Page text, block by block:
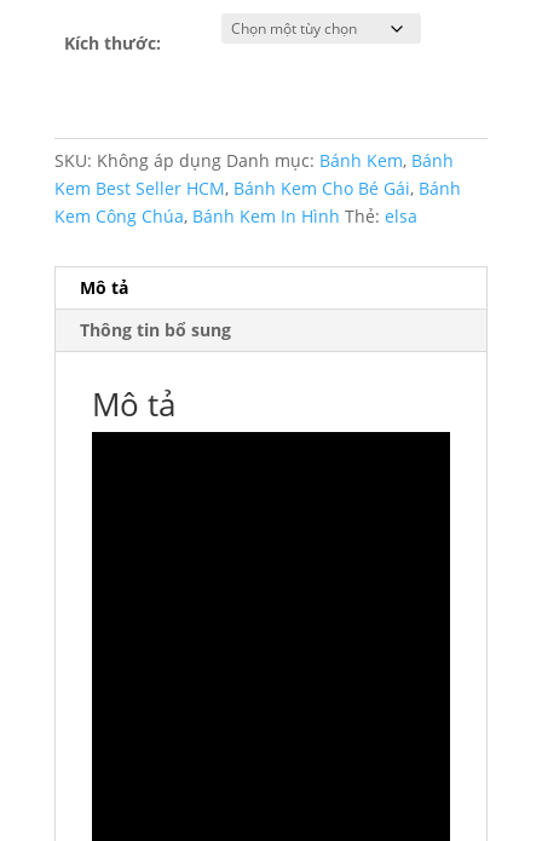
Kích thước:
SKU: Không áp dụng Danh mục: Bánh Kem, Bánh
Kem Best Seller HCM, Bánh Kem Cho Bé Gái, Bánh
Kem Công Chúa, Bánh Kem In Hình Thẻ: elsa
Mô tả
Thông tin bổ sung
Mô tả